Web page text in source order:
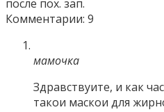
после пох. зап.
Комментарии: 9
мамочка
Здравствуите, и как
такои маскои для